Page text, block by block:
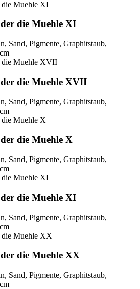
die Muehle XI
Sand, Pigmente, Graphitstaub,
die Muehle XVII
Sand, Pigmente, Graphitstaub,
die Muehle X
Sand, Pigmente, Graphitstaub,
die Muehle XI
Sand, Pigmente, Graphitstaub,
die Muehle XX
Sand, Pigmente, Graphitstaub,